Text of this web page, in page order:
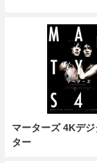
マーターズ 4Kデ
ター